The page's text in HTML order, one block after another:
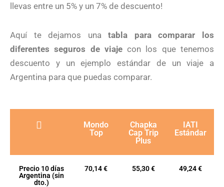
llevas entre un 5% y un 7% de descuento!
Aquí te dejamos unatabla para comparar los
diferentes seguros de viajecon los que tenemos
descuento y un ejemplo estándar de un viaje a
Argentina para que puedas comparar.
Mondo
Top
Chapka
Cap Trip
Plus
IATI
Estándar
Precio 10 días
Argentina (sin
dto.)
70,14 € 55,30 € 49,24 €